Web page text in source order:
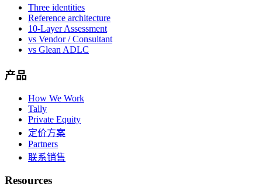
Three identities
Reference architecture
10-Layer Assessment
vs Vendor / Consultant
vs Glean ADLC
产品
How We Work
Tally
Private Equity
定价方案
Partners
联系销售
Resources